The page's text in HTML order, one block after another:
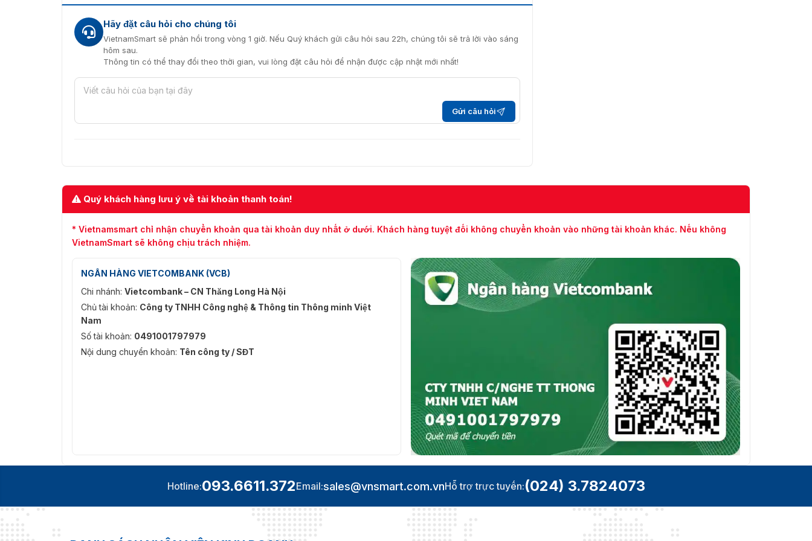
Hãy đặt câu hỏi cho chúng tôi
VietnamSmart sẽ phản hồi trong vòng 1 giờ. Nếu Quý khách gửi câu hỏi sau 22h, chúng tôi sẽ trả lời vào sáng
hôm sau.
Thông tin có thể thay đổi theo thời gian, vui lòng đặt câu hỏi để nhận được cập nhật mới nhất!
Gửi câu hỏi
Quý khách hàng lưu ý về tài khoản thanh toán!
* Vietnamsmart chỉ nhận chuyển khoản qua tài khoản duy nhất ở dưới. Khách hàng tuyệt đối không chuyển khoản vào những tài khoản khác. Nếu không
VietnamSmart sẽ không chịu trách nhiệm.
NGÂN HÀNG VIETCOMBANK (VCB)
Chi nhánh: Vietcombank – CN Thăng Long Hà Nội
Chủ tài khoản: Công ty TNHH Công nghệ & Thông tin Thông minh Việt
Nam
Số tài khoản: 0491001797979
Nội dung chuyển khoản: Tên công ty / SĐT
Hotline:093.6611.372Email:sales@vnsmart.com.vnHỗ trợ trực tuyến:(024) 3.7824073